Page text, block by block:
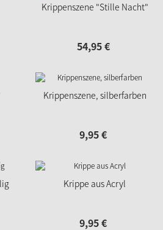
Krippenszene "Stille Nacht"
54,95€
Krippenszene, silberfarben
9,95€
Krippe aus Acryl
9,95€